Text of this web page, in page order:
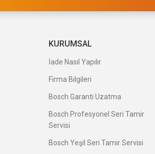
tavsiye ederim.
KURUMSAL
İade Nasıl Yapılır
Firma Bilgileri
Bosch Garanti Uzatma
Bosch Profesyonel Seri Tamir
Servisi
Bosch Yeşil Seri Tamir Servisi